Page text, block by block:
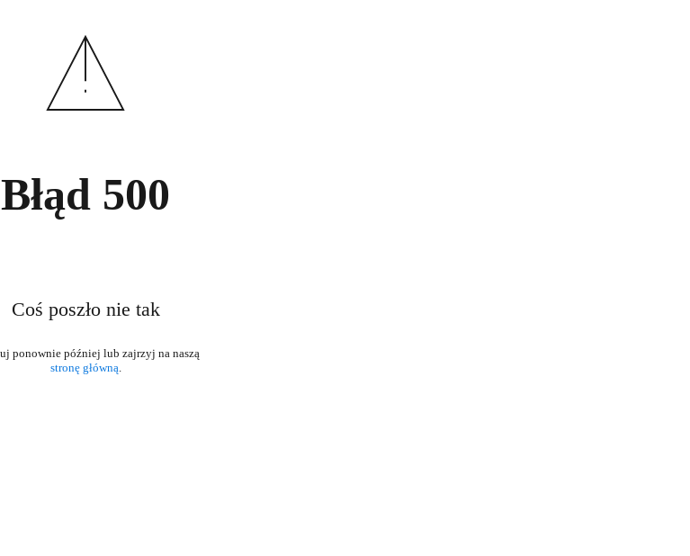
Błąd 500
Coś poszło nie tak
stronę główną.